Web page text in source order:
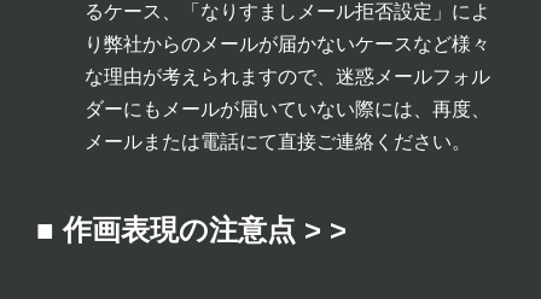
るケース、「なりすましメール拒否設定」によ
り弊社からのメールが届かないケースなど様々
な理由が考えられますので、迷惑メールフォル
ダーにもメールが届いていない際には、再度、
メールまたは電話にて直接ご連絡ください。
■ 作画表現の注意点 > >